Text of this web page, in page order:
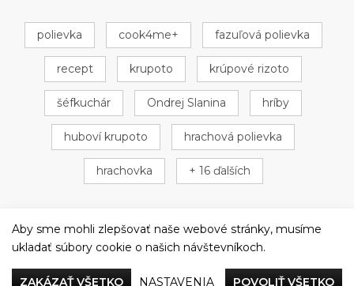
polievka cook4me+ fazuľová polievka
recept krupoto krúpové rizoto
šéfkuchár Ondrej Slanina hríby
huboví krupoto hrachová polievka
hrachovka + 16 ďalších
Večeriame společne
Aby sme mohli zlepšovať naše webové stránky, musíme
ukladať súbory cookie o našich návštevníkoch.
ZAKÁZAŤ VŠETKO NASTAVENIA POVOLIŤ VŠETKO